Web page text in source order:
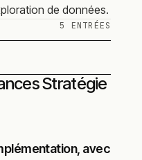
de données.
5 ENTRÉES
Stratégie
avec